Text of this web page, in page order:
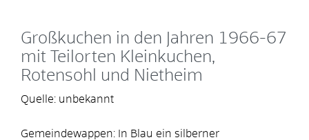
Großkuchen in den Jahren 1966-67
​mit Teilorten Kleinkuchen,
Rotensohl und Nietheim
Quelle: unbekannt
Gemeindewappen: In Blau ein silberner